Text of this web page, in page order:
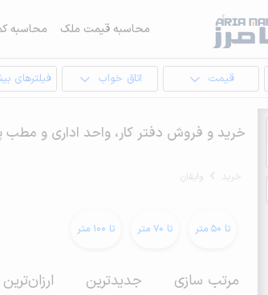
محاسبه قیمت ملک محاسبه
قیمت اتاق خواب فیلترهای
خرید و فروش دفتر کار، واحد اداری و مطب
خرید وایقان
تا 50 متر تا 70 متر تا 100 متر
مرتب سازی جدیدترین ارزان‌ترین